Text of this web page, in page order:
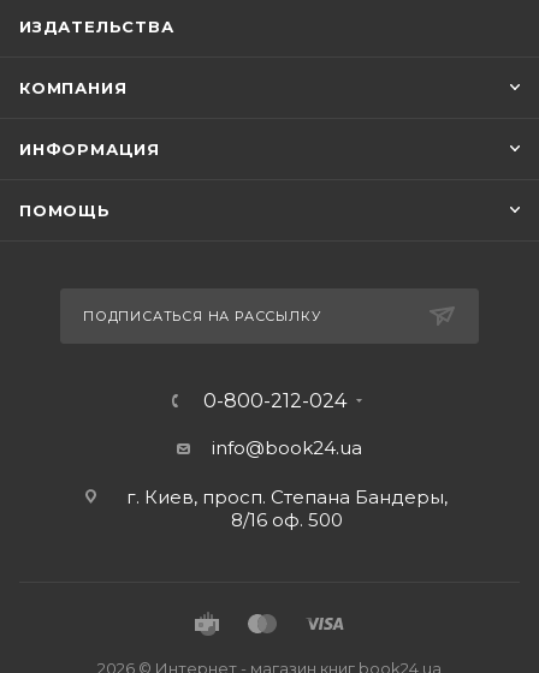
ИЗДАТЕЛЬСТВА
КОМПАНИЯ
ИНФОРМАЦИЯ
ПОМОЩЬ
ПОДПИСАТЬСЯ НА РАССЫЛКУ
0-800-212-024
info@book24.ua
г. Киев, просп. Степана Бандеры,
8/16 оф. 500
2026 © Интернет - магазин книг book24.ua